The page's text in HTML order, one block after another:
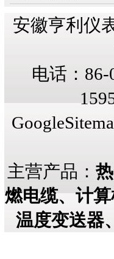
安徽亨利仪
电话：86-
主营产品：
燃电缆、计
温度变送器